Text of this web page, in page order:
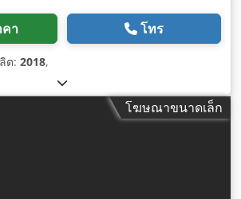
า โทร
ต: 2018,
โฆษณาขนาดเล็ก